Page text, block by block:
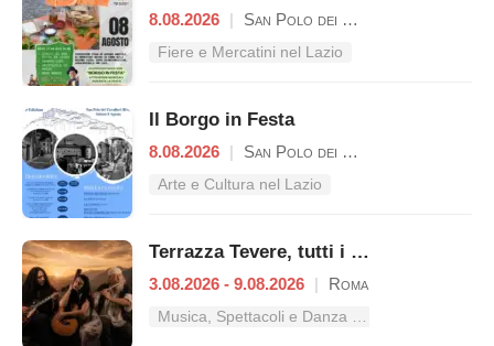
8.08.2026 | San Polo dei Cavalieri
Fiere e Mercatini nel Lazio
Il Borgo in Festa
8.08.2026 | San Polo dei Cavalieri
Arte e Cultura nel Lazio
Terrazza Tevere, tutti i concerti dal 3 al 9 agosto
3.08.2026 - 9.08.2026 | Roma
Musica, Spettacoli e Danza nel Lazio